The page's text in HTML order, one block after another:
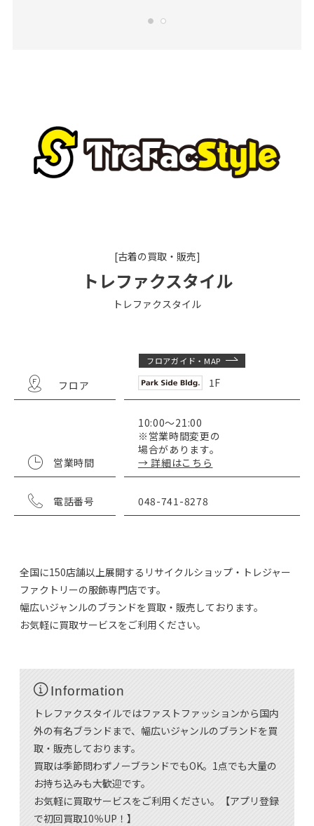
[古着の買取・販売]
トレファクスタイル
トレファクスタイル
フロア
フロアガイド・MAP
1F
営業時間
10:00～21:00
※営業時間変更の
場合があります。
→ 詳細はこちら
電話番号 048-741-8278
全国に150店舗以上展開するリサイクルショップ・トレジャー
ファクトリーの服飾専門店です。
幅広いジャンルのブランドを買取・販売しております。
お気軽に買取サービスをご利用ください。
Information
トレファクスタイルではファストファッションから国内
外の有名ブランドまで、幅広いジャンルのブランドを買
取・販売しております。
買取は季節問わずノーブランドでもOK。1点でも大量の
お持ち込みも大歓迎です。
お気軽に買取サービスをご利用ください。【アプリ登録
で初回買取10％UP！】